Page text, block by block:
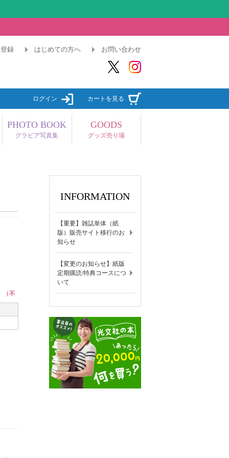
録 はじめての方へ お問い合わせ
ログイン カートを見る
PHOTO BOOK
グラビア写真集
GOODS
グッズ売り場
（不
INFORMATION
【重要】雑誌単体（紙
版）販売サイト移行のお
知らせ
【変更のお知らせ】紙版
定期購読/特典コースにつ
いて